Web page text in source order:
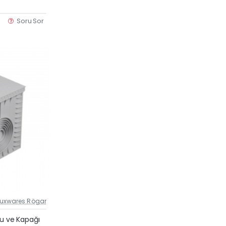
Soru Sor
Güncel Fiyat
Rögar
ve Kapağı